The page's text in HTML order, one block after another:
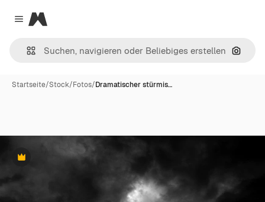
Close menu
Magnific
Nach
Startseite/Stock/Fotos/Dramatischer stürmis…
Premium